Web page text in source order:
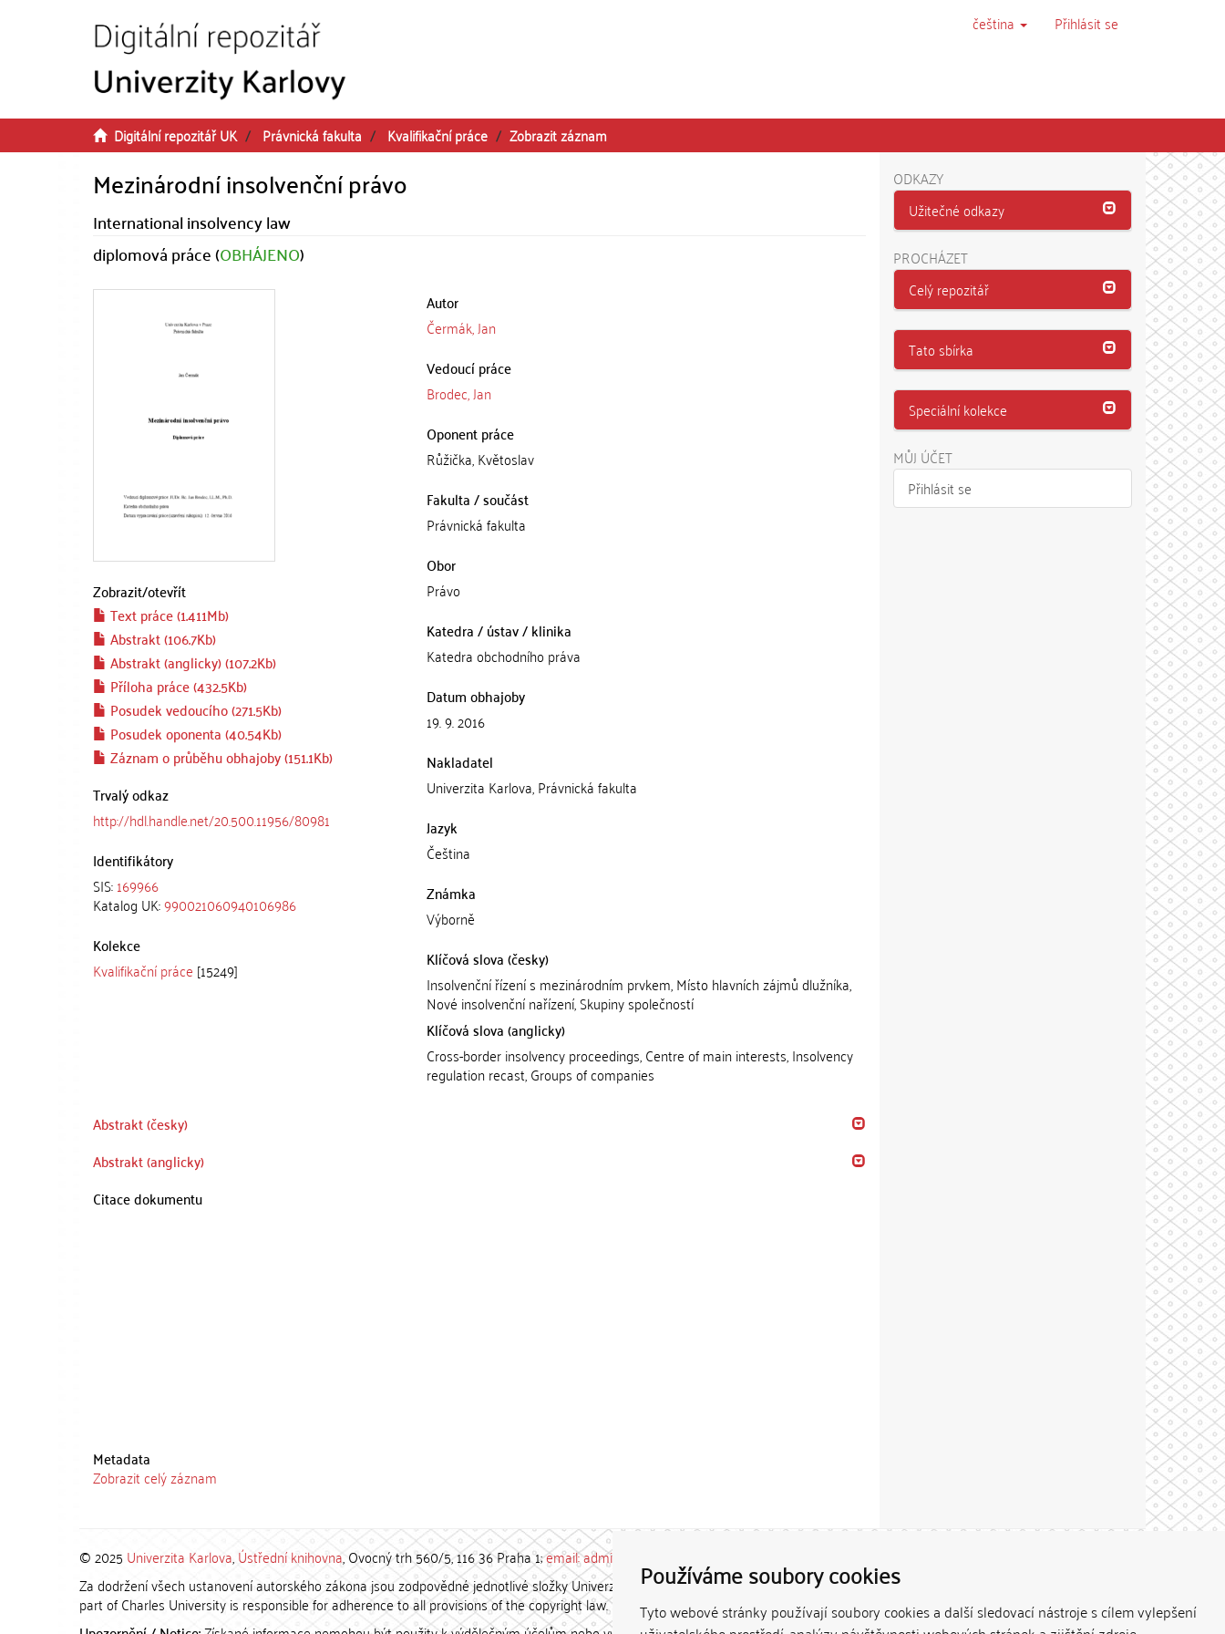
Používáme soubory cookies
Tyto webové stránky používají soubory cookies a další sledovací nástroje s cílem vylepšení
čeština Přihlásit se
Digitální repozitář UK Právnická fakulta Kvalifikační práce Zobrazit záznam
Mezinárodní insolvenční právo
International insolvency law
diplomová práce (OBHÁJENO)
Zobrazit/otevřít
Text práce (1.411Mb)
Abstrakt (106.7Kb)
Abstrakt (anglicky) (107.2Kb)
Příloha práce (432.5Kb)
Posudek vedoucího (271.5Kb)
Posudek oponenta (40.54Kb)
Záznam o průběhu obhajoby (151.1Kb)
Trvalý odkaz
http://hdl.handle.net/20.500.11956/80981
Identifikátory
SIS:169966
Katalog UK:990021060940106986
Kolekce
Kvalifikační práce [15249]
Autor
Čermák, Jan
Vedoucí práce
Brodec, Jan
Oponent práce
Růžička, Květoslav
Fakulta / součást
Právnická fakulta
Obor
Právo
Katedra / ústav / klinika
Katedra obchodního práva
Datum obhajoby
19. 9. 2016
Nakladatel
Univerzita Karlova, Právnická fakulta
Jazyk
Čeština
Známka
Výborně
Klíčová slova (česky)
Insolvenční řízení s mezinárodním prvkem, Místo hlavních zájmů dlužníka,
Nové insolvenční nařízení, Skupiny společností
Klíčová slova (anglicky)
Cross-border insolvency proceedings, Centre of main interests, Insolvency
regulation recast, Groups of companies
Abstrakt (česky)
Abstrakt (anglicky)
Citace dokumentu
Metadata
Zobrazit celý záznam
ODKAZY
Užitečné odkazy
PROCHÁZET
Celý repozitář
Tato sbírka
Speciální kolekce
MŮJ ÚČET
Přihlásit se
© 2025 Univerzita Karlova,Ústřední knihovna, Ovocný trh 560/5, 116 36 Praha 1;email: admin-repozitar [at] cuni.cz
Za dodržení všech ustanovení autorského zákona jsou zodpovědné jednotlivé složky Univerzity Karlovy. / Each constituent
part of Charles University is responsible for adherence to all provisions of the copyright law.